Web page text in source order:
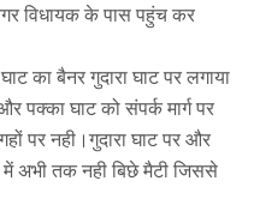
विधायक के पास पहुंच कर
का बैनर गुदारा घाट पर लगाया
पक्का घाट को संपर्क मार्ग पर
पर नही।गुदारा घाट पर और
में अभी तक नही बिछे मैटी जिससे